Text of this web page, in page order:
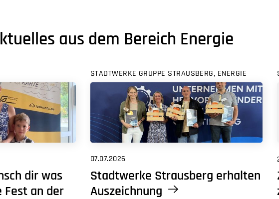
aus dem Bereich Energie
dir was
an der
STADTWERKE GRUPPE STRAUSBERG, ENERGIE
07.07.2026
Stadtwerke Strausberg erhalten
Auszeichnung